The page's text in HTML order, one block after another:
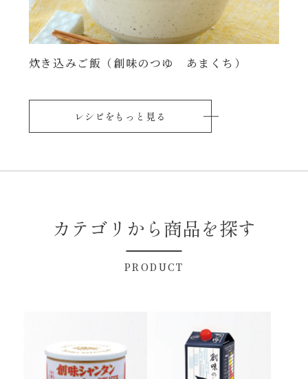
炊き込みご飯（創味のつゆ あまくち）
レシピをもっと見る
カテゴリから商品を探す
PRODUCT